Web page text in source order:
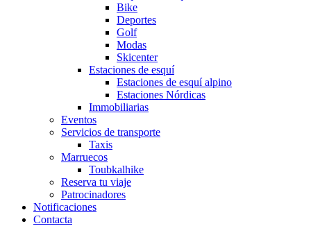
Bike
Deportes
Golf
Modas
Skicenter
Estaciones de esquí
Estaciones de esquí alpino
Estaciones Nórdicas
Immobiliarias
Eventos
Servicios de transporte
Taxis
Marruecos
Toubkalhike
Reserva tu viaje
Patrocinadores
Notificaciones
Contacta